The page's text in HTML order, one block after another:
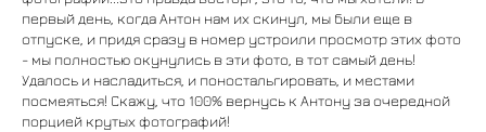
первый день, когда Антон нам их скинул, мы были еще в
отпуске, и придя сразу в номер устроили просмотр этих фото
- мы полностью окунулись в эти фото, в тот самый день!
Удалось и насладиться, и поностальгировать, и местами
посмеяться! Скажу, что 100% вернусь к Антону за очередной
порцией крутых фотографий!